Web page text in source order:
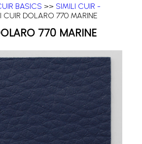
BASICS >> SIMILI CUIR -
CUIR DOLARO 770 MARINE
770 MARINE